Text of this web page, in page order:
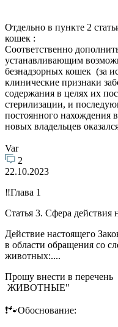
Отдельно в пункте 2
кошек :
Соответственно
устанавливающим
безнадзорных кошек (за
клинические признаки
содержания в целях их
стерилизации, и
постоянного нахождения
новых владельцев
Var
2
22.10.2023
‼️Глава 1
Статья 3. Сфера действия
Действие настоящего
в области обращения со
животных:....
Прошу внести в
ЖИВОТНЫЕ"
❗🐾Обоснование: